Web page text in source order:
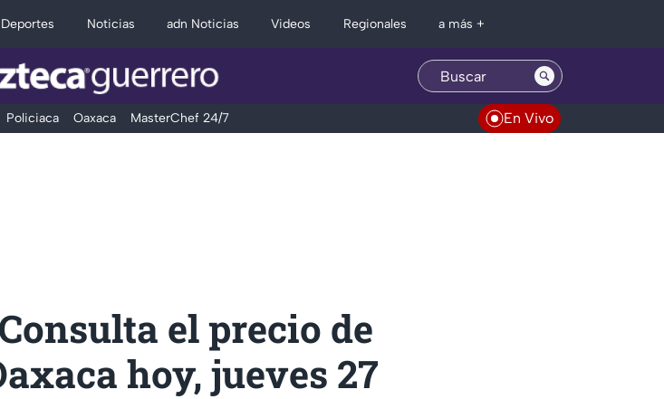
Deportes Noticias adn Noticias Videos Regionales a más +
Policiaca Oaxaca MasterChef 24/7 En Vivo
el precio de
hoy, jueves 27